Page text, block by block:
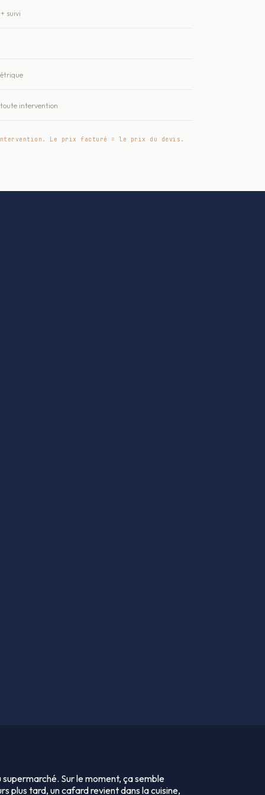
suivi
intervention
Le prix facturé = le prix du devis.
Sur le moment, ça semble
plus tard, un cafard revient dans la cuisine,